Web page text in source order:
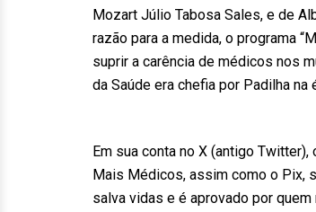
Mozart Júlio Tabosa Sales, e de
razão para a medida, o programa
suprir a carência de médicos nos
da Saúde era chefia por Padilha na
Em sua conta no X (antigo
Mais Médicos, assim como o Pix,
salva vidas e é aprovado por